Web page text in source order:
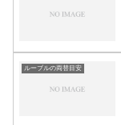
ルーブルの両替目安